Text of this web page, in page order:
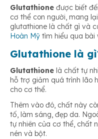
Giảm tình trạng của
Glutathione được biết
cơ thể con người, mang
glutathione là chất gì và
Hoàn Mỹ tìm hiểu qua bài
Glutathione là
Glutathione là chất tự
hỗ trợ giảm quá trình lão
cho cơ thể.
Thêm vào đó, chất này
tố, làm sáng, đẹp da.
tự nhiên của cơ thể, chất
nén và bột.